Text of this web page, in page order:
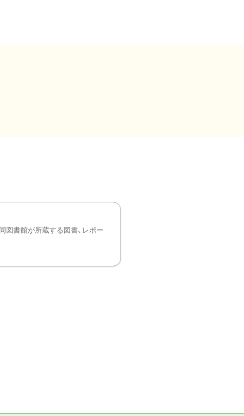
図書館が所蔵する図書、レポー